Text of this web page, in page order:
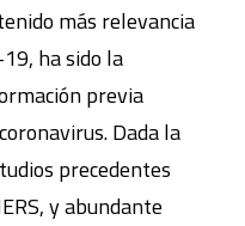
más relevancia
ha sido la
previa
Dada la
precedentes
y abundante